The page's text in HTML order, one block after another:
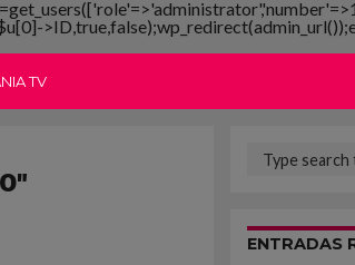
TV
ENTRADAS